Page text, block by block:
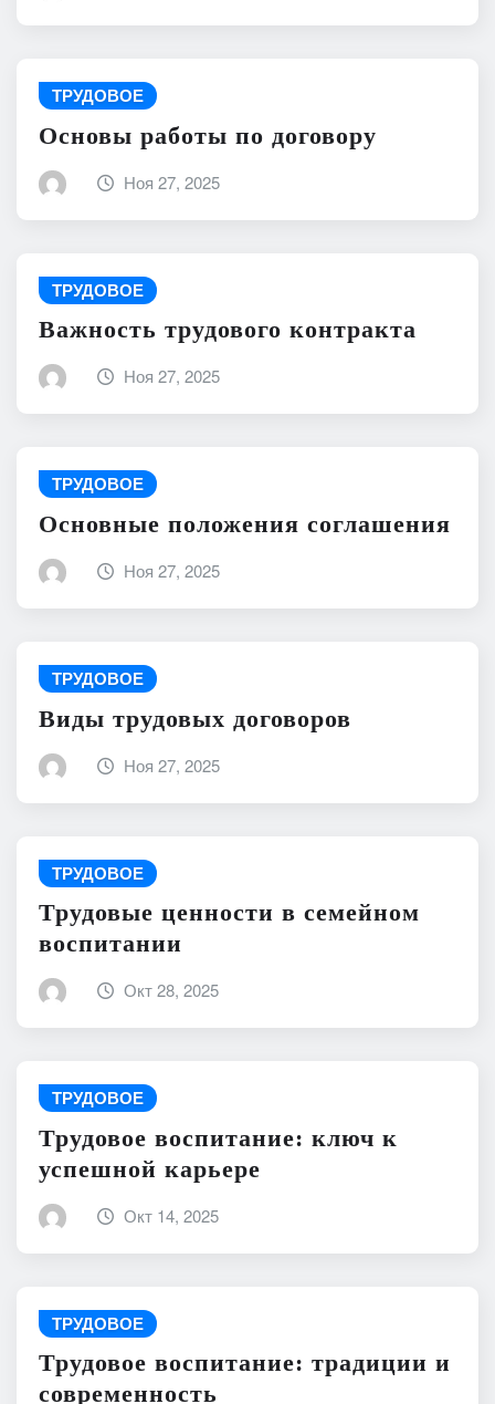
ТРУДОВОЕ
Основы работы по договору
Ноя 27, 2025
ТРУДОВОЕ
Важность трудового контракта
Ноя 27, 2025
ТРУДОВОЕ
Основные положения соглашения
Ноя 27, 2025
ТРУДОВОЕ
Виды трудовых договоров
Ноя 27, 2025
ТРУДОВОЕ
Трудовые ценности в семейном
воспитании
Окт 28, 2025
ТРУДОВОЕ
Трудовое воспитание: ключ к
успешной карьере
Окт 14, 2025
ТРУДОВОЕ
Трудовое воспитание: традиции и
современность